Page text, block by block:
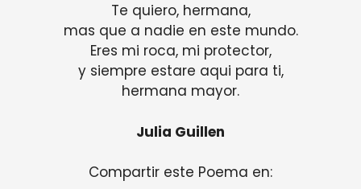
Te quiero, hermana,
mas que a nadie en este mundo.
Eres mi roca, mi protector,
y siempre estare aqui para ti,
hermana mayor.
Julia Guillen
Compartir este Poema en: